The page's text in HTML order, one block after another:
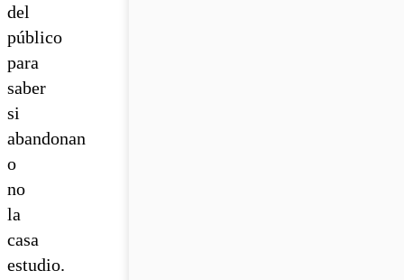
del
público
para
saber
si
abandonan
o
no
la
casa
estudio.